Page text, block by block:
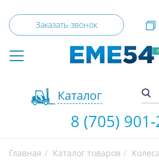
Заказать звонок
Каталог
8 (705)
Главная Каталог товаров